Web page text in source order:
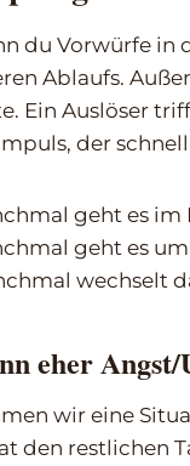
du Vorwürfe in
Ablaufs.
Ein Auslöser
der
geht es im
geht es
wechselt
eher
wir eine
den restlichen